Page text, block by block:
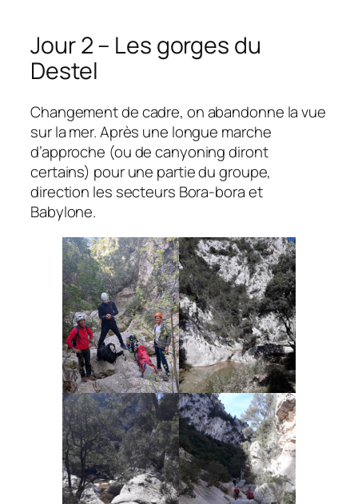
Jour 2 – Les gorges du
Destel
Changement de cadre, on abandonne la vue
sur la mer. Après une longue marche
d’approche (ou de canyoning diront
certains) pour une partie du groupe,
direction les secteurs Bora-bora et
Babylone.